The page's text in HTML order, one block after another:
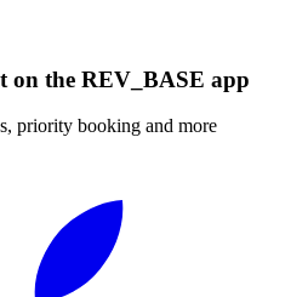
on the REV_BASE app
priority booking and more